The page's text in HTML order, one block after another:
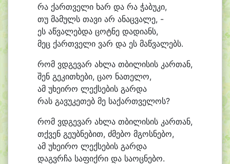
რა ქართველი ხარ და რა ჭაბუკი,
თუ მამულს თავი არ ანაცვალე, -
ეს აწვალებდა ცოტნე დადიანს,
მეც ქართველი ვარ და ეს მაწვალებს.
რომ ვდგევარ ახლა თბილისის კართან,
შენ გეკითხები, ცაო ნათელო,
ამ უხეირო ლექსების გარდა
რას გავუკეთებ მე საქართველოს?
რომ ვდგევარ ახლა თბილისის კართან,
თქვენ გეუბნებით, ძმებო მგოსნებო,
ამ უხეირო ლექსების გარდა
დაგვრჩა საფიქრი და საოცნებო.